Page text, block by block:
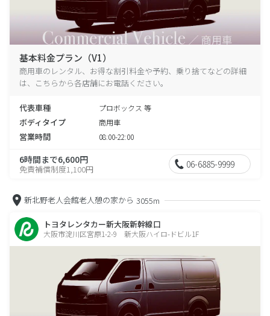
基本料金プラン（V1）
商用車のレンタル、お得な割引料金や予約、乗り捨てなどの詳細
は、こちらから各店舗にお電話ください。
代表車種 プロボックス 等
ボディタイプ 商用車
営業時間 08:00-22:00
6時間まで6,600円
免責補償制度1,100円 06-6885-9999
新北野老人会館老人憩の家から 3055m
トヨタレンタカー新大阪新幹線口
大阪市淀川区宮原1-2-9 新大阪ハイロ-ドビル1F